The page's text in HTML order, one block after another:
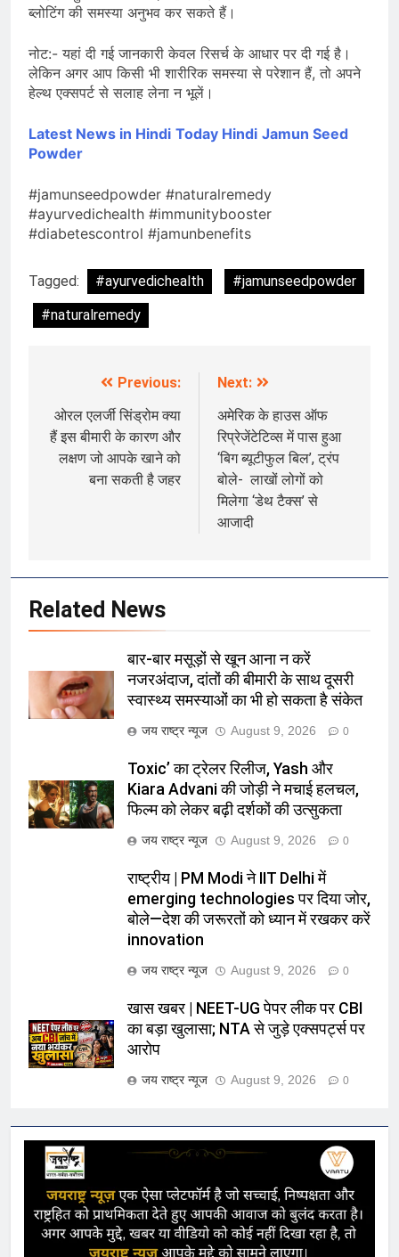
ब्लोटिंग की समस्या अनुभव कर सकते हैं।
नोट:- यहां दी गई जानकारी केवल रिसर्च के आधार पर दी गई है।
लेकिन अगर आप किसी भी शारीरिक समस्या से परेशान हैं, तो अपने
हेल्थ एक्सपर्ट से सलाह लेना न भूलें।
Latest News in Hindi Today Hindi Jamun Seed
Powder
#jamunseedpowder #naturalremedy
#ayurvedichealth #immunitybooster
#diabetescontrol #jamunbenefits
Tagged: #ayurvedichealth
#jamunseedpowder
#naturalremedy
navigation
Previous:
ओरल एलर्जी सिंड्रोम क्या
हैं इस बीमारी के कारण और
लक्षण जो आपके खाने को
बना सकती है जहर
Next:
अमेरिक के हाउस ऑफ
रिप्रेजेंटेटिव्स में पास हुआ
‘बिग ब्यूटीफुल बिल’, ट्रंप
बोले- लाखों लोगों को
मिलेगा ‘डेथ टैक्स’ से
आजादी
Related News
बार-बार मसूड़ों से खून आना न करें
नजरअंदाज, दांतों की बीमारी के साथ दूसरी
स्वास्थ्य समस्याओं का भी हो सकता है संकेत
जय राष्ट्र न्यूज August 9, 2026 0
Toxic’ का ट्रेलर रिलीज, Yash और
Kiara Advani की जोड़ी ने मचाई हलचल,
फिल्म को लेकर बढ़ी दर्शकों की उत्सुकता
जय राष्ट्र न्यूज August 9, 2026 0
राष्ट्रीय | PM Modi ने IIT Delhi में
emerging technologies पर दिया जोर,
बोले—देश की जरूरतों को ध्यान में रखकर करें
innovation
जय राष्ट्र न्यूज August 9, 2026 0
खास खबर | NEET-UG पेपर लीक पर CBI
का बड़ा खुलासा; NTA से जुड़े एक्सपर्ट्स पर
आरोप
जय राष्ट्र न्यूज August 9, 2026 0